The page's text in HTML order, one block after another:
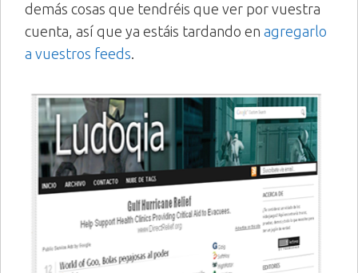
demás cosas que tendréis que ver por vuestra
cuenta, así que ya estáis tardando en agregarlo
a vuestros feeds.